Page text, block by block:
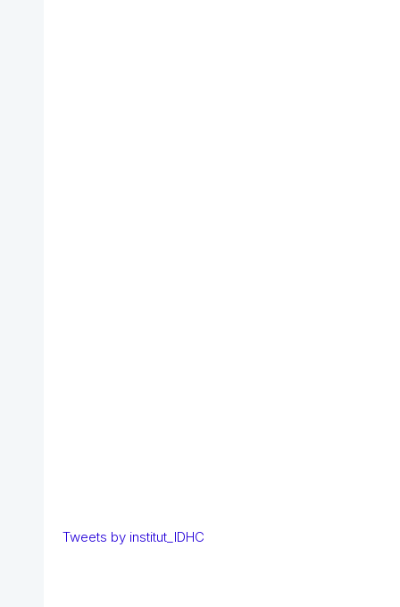
Tweets by institut_IDHC